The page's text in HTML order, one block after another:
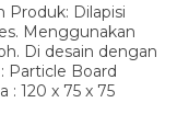
Produk: Dilapisi
Menggunakan
Di desain dengan
Particle Board
120 x 75 x 75